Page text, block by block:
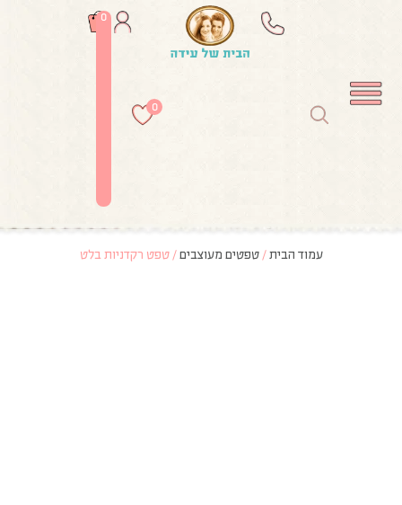
0
0
עמוד הבית/טפטים מעוצבים/ טפט רקדניות בלט